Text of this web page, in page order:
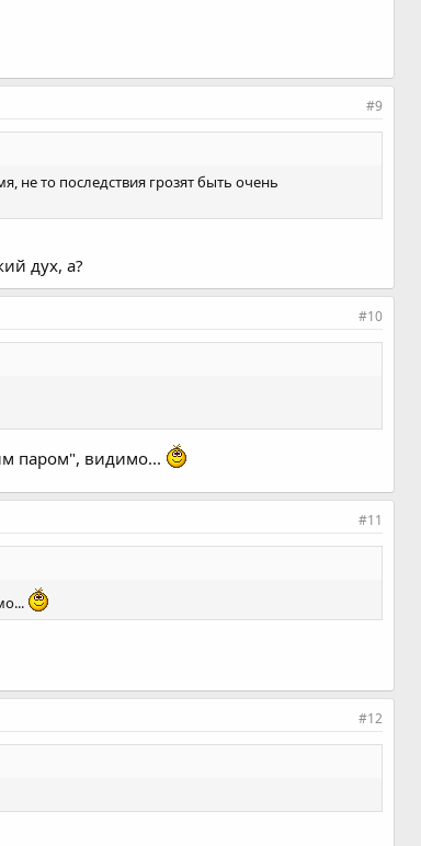
#9
не то последствия грозят быть очень
дух, а?
#10
паром", видимо...
#11
#12